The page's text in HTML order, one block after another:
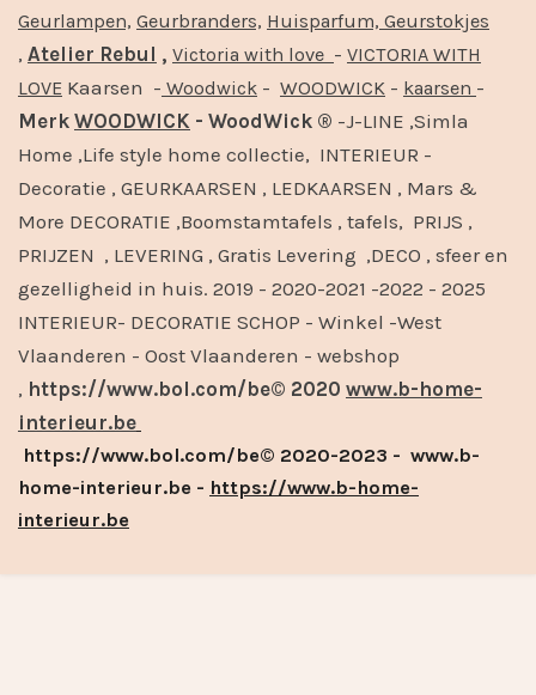
Geurlampen, Geurbranders, Huisparfum, Geurstokjes
, Atelier Rebul , Victoria with love - VICTORIA WITH
LOVE Kaarsen - Woodwick - WOODWICK - kaarsen -
Merk WOODWICK - WoodWick ® -J-LINE ,Simla
Home ,Life style home collectie, INTERIEUR -
Decoratie , GEURKAARSEN , LEDKAARSEN , Mars &
More DECORATIE ,Boomstamtafels , tafels, PRIJS ,
PRIJZEN , LEVERING , Gratis Levering ,DECO , sfeer en
gezelligheid in huis. 2019 - 2020-2021 -2022 - 2025
INTERIEUR- DECORATIE SCHOP - Winkel -West
Vlaanderen - Oost Vlaanderen - webshop
, https://www.bol.com/be© 2020 www.b-home-
interieur.be
https://www.bol.com/be© 2020-2023 - www.b-
home-interieur.be - https://www.b-home-
interieur.be